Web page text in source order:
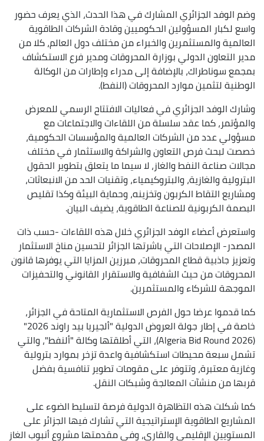
وضم الوفد الجزائري المشارك في هذا الحدث، الذي يعرف حضور
واسع لكبار المسؤولين الحكوميين وقادة الشركات الطاقوية
العالمية والمستثمرين والخبراء من مختلف دول العالم، كلا من
مدير التعاون الدولي بوزارة المحروقات ومدير فرع الاستكشاف
بمجمع سوناطراك، بالإضافة إلى مدراء وإطارات من الوكالة
الوطنية لتثمين موارد المحروقات (النفط).
وشارك الوفد الجزائري في فعاليات الافتتاح الرسمي للمعرض
والمؤتمر، كما عقد سلسلة من اللقاءات والاجتماعات مع
مسؤولي عدد من الشركات العالمية والمؤسسات الحكومية،
خصصت لبحث فرص التعاون والشراكة والاستثمار في مختلف
مجالات صناعة النفط والغاز، لا سيما ما يتعلق بتطوير الحقول
البترولية والغازية، والبتروكيمياء، وتقنيات الحد من الانبعاثات،
ومشاريع التقاط الكربون وتخزينه، وحماية البيئة وكذا تقليص
البصمة الكربونية للصناعة الطاقوية، يضيف البيان.
واستعرض أعضاء الوفد الجزائري خلال هذه اللقاءات -حسب ذات
المصدر- الإصلاحات التي باشرتها الجزائر لتحسين مناخ الاستثمار
وتعزيز جاذبية قطاع المحروقات، مبرزين المزايا التي يوفرها قانون
المحروقات من حيث الشفافية والاستقرار القانوني والتحفيزات
الموجهة للشركاء والمستثمرين.
كما قدموا عرضا حول الفرص الاستثمارية المتاحة في الجزائر،
خاصة في إطار جولة العروض الدولية "ألجيريا بيد راوند 2026"
(Algeria Bid Round 2026)، التي أطلقتها وكالة "ألنفط"، والتي
تشمل سبعة محيطات استكشافية واعدة تزخر بموارد بترولية
وغازية معتبرة، وتتوفر على مقومات تطوير تنافسية بفضل
قربها من منشآت المعالجة وشبكات النقل.
كما شكلت هذه التظاهرة الدولية فرصة لتسليط الضوء على
المشاريع الطاقوية الإستراتيجية التي تشارك فيها الجزائر على
المستويين الإقليمي والقاري، وفي مقدمتها مشروع أنبوب الغاز